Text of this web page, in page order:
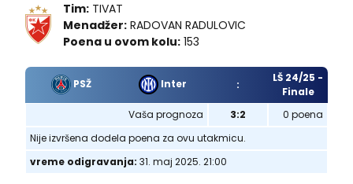
Tim: TIVAT
Menadžer: RADOVAN RADULOVIC
Poena u ovom kolu: 153
PSŽ Inter :
LŠ 24/25 -
Finale
Vaša prognoza
3:2
0 poena
Nije izvršena dodela poena za ovu utakmicu.
vreme odigravanja: 31. maj 2025. 21:00